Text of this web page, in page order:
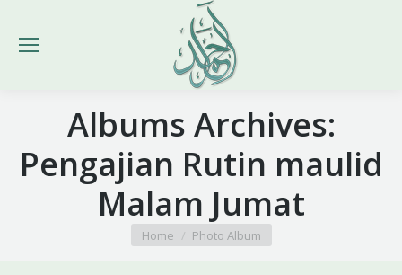
Albums Archives:
Pengajian Rutin maulid
Malam Jumat
You are here:
Home Photo Album